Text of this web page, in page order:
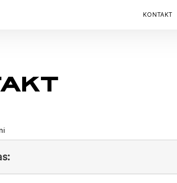
KONTAKT